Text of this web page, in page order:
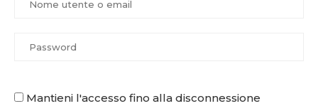
Mantieni l'accesso fino alla disconnessione